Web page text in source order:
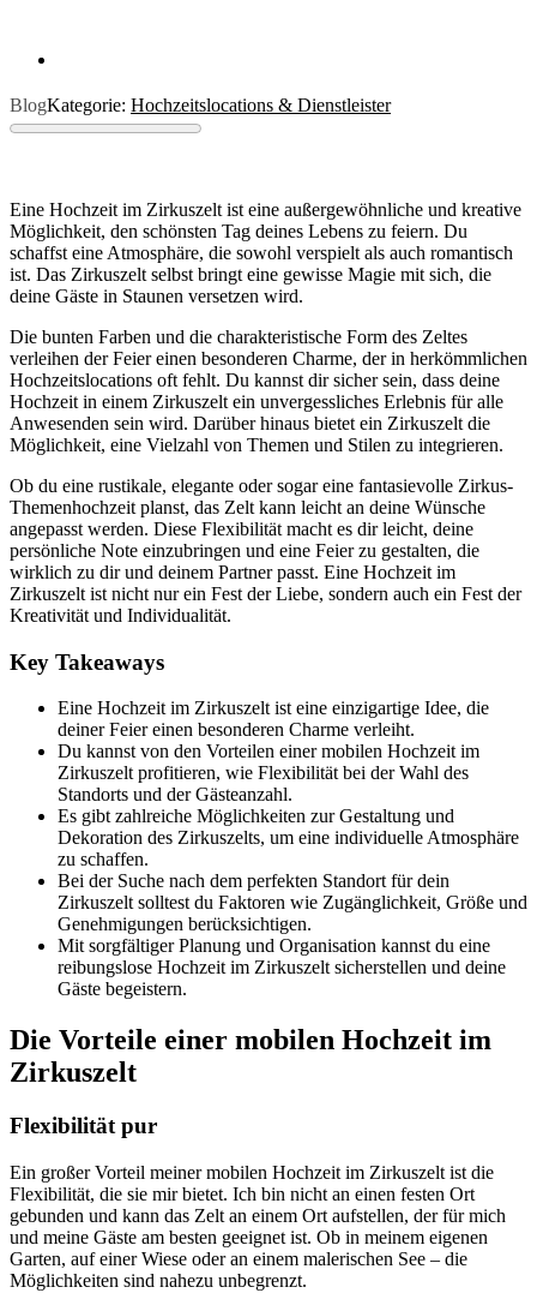
BlogKategorie: Hochzeitslocations & Dienstleister
Eine Hochzeit im Zirkuszelt ist eine außergewöhnliche und kreative
Möglichkeit, den schönsten Tag deines Lebens zu feiern. Du
schaffst eine Atmosphäre, die sowohl verspielt als auch romantisch
ist. Das Zirkuszelt selbst bringt eine gewisse Magie mit sich, die
deine Gäste in Staunen versetzen wird.
Die bunten Farben und die charakteristische Form des Zeltes
verleihen der Feier einen besonderen Charme, der in herkömmlichen
Hochzeitslocations oft fehlt. Du kannst dir sicher sein, dass deine
Hochzeit in einem Zirkuszelt ein unvergessliches Erlebnis für alle
Anwesenden sein wird. Darüber hinaus bietet ein Zirkuszelt die
Möglichkeit, eine Vielzahl von Themen und Stilen zu integrieren.
Ob du eine rustikale, elegante oder sogar eine fantasievolle Zirkus-
Themenhochzeit planst, das Zelt kann leicht an deine Wünsche
angepasst werden. Diese Flexibilität macht es dir leicht, deine
persönliche Note einzubringen und eine Feier zu gestalten, die
wirklich zu dir und deinem Partner passt. Eine Hochzeit im
Zirkuszelt ist nicht nur ein Fest der Liebe, sondern auch ein Fest der
Kreativität und Individualität.
Key Takeaways
Eine Hochzeit im Zirkuszelt ist eine einzigartige Idee, die
deiner Feier einen besonderen Charme verleiht.
Du kannst von den Vorteilen einer mobilen Hochzeit im
Zirkuszelt profitieren, wie Flexibilität bei der Wahl des
Standorts und der Gästeanzahl.
Es gibt zahlreiche Möglichkeiten zur Gestaltung und
Dekoration des Zirkuszelts, um eine individuelle Atmosphäre
zu schaffen.
Bei der Suche nach dem perfekten Standort für dein
Zirkuszelt solltest du Faktoren wie Zugänglichkeit, Größe und
Genehmigungen berücksichtigen.
Mit sorgfältiger Planung und Organisation kannst du eine
reibungslose Hochzeit im Zirkuszelt sicherstellen und deine
Gäste begeistern.
Die Vorteile einer mobilen Hochzeit im
Zirkuszelt
Flexibilität pur
Ein großer Vorteil meiner mobilen Hochzeit im Zirkuszelt ist die
Flexibilität, die sie mir bietet. Ich bin nicht an einen festen Ort
gebunden und kann das Zelt an einem Ort aufstellen, der für mich
und meine Gäste am besten geeignet ist. Ob in meinem eigenen
Garten, auf einer Wiese oder an einem malerischen See – die
Möglichkeiten sind nahezu unbegrenzt.